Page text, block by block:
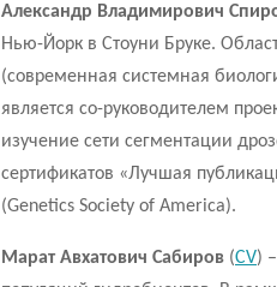
Александр Владимирович
Нью-Йорк в Стоуни Бруке.
(современная системная
является со-руководителем
изучение сети сегментации
сертификатов «Лучшая
(Genetics Society of America).
Марат Авхатович Сабиров (CV)